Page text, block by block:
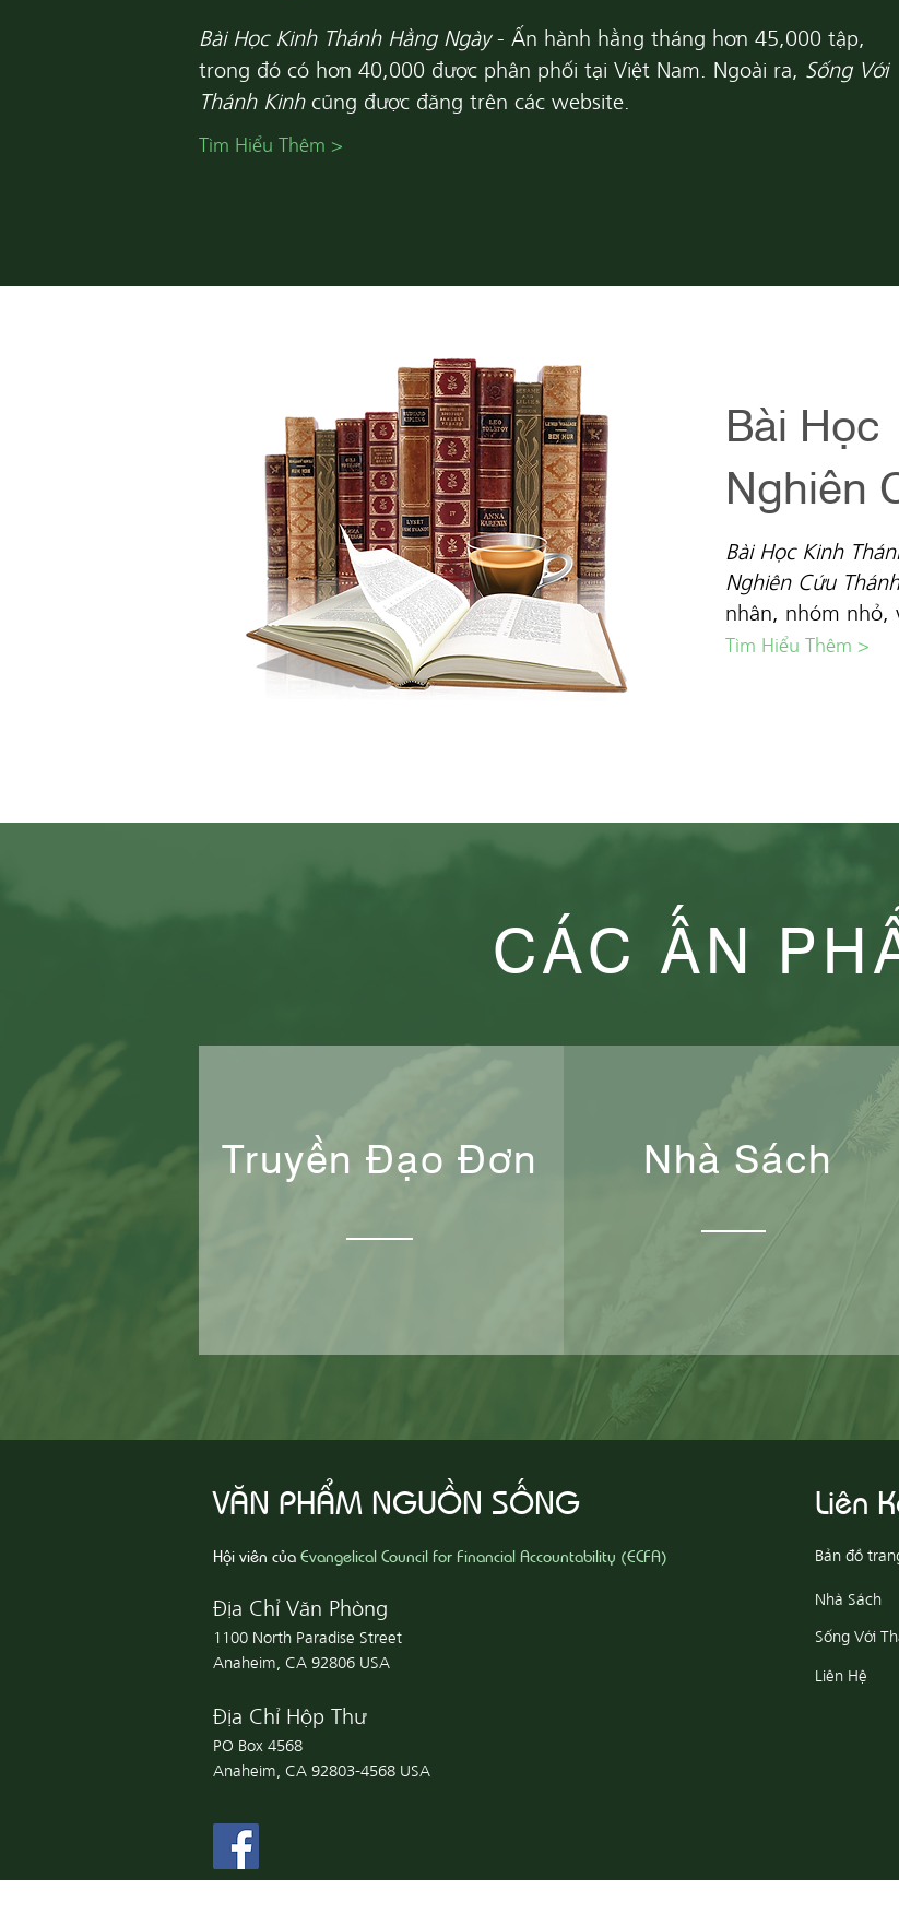
Bài Học Kinh Thánh Hằng Ngày- Ấn hành hằng tháng hơn 45,000 tập,
trong đó có hơn 40,000 được phân phối tại Việt Nam. Ngoài ra, Sống Với
Thánh Kinhcũng được đăng trên các website.
Tìm Hiểu Thêm >
Bài Học
Nghiên
Bài Học Kinh
Nghiên Cứu
nhân, nhóm nhỏ,
Tìm Hiểu Thêm >
CÁC ẤN
Truyền Đạo Đơn Nhà Sách
VĂN PHẨM NGUỒN SỐNG
Hội viên củaEvangelical Council for Financial Accountability (ECFA)
Địa Chỉ Văn Phòng
1100 North Paradise Street
Anaheim, CA 92806 USA
Địa Chỉ Hộp Thư
PO Box 4568
Anaheim, CA 92803-4568 USA
Liên
Bản đồ
Nhà Sách
Sống Với
Liên Hệ